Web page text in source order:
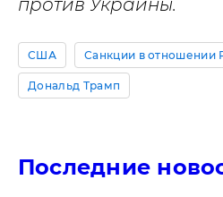
против Украины.
США Санкции в отношении
Дональд Трамп
Последние